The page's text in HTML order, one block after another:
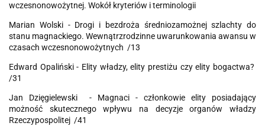
wczesnonowożytnej. Wokół kryteriów i terminologii
Marian Wolski - Drogi i bezdroża średniozamożnej szlachty do
stanu magnackiego. Wewnątrzrodzinne uwarunkowania awansu w
czasach wczesnonowożytnych /13
Edward Opaliński - Elity władzy, elity prestiżu czy elity bogactwa?
/31
Jan Dzięgielewski - Magnaci - członkowie elity posiadający
możność skutecznego wpływu na decyzje organów władzy
Rzeczypospolitej /41